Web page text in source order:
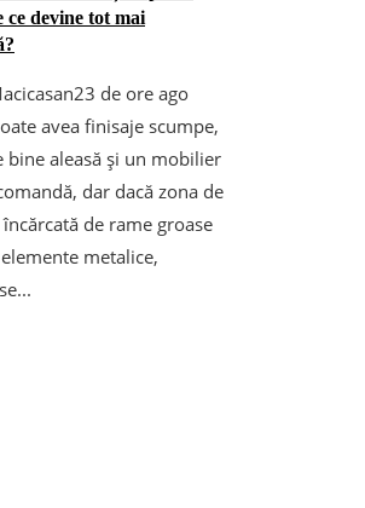
ce devine tot mai
23 de ore ago
avea finisaje scumpe,
bine aleasă și un mobilier
dar dacă zona de
de rame groase
metalice,